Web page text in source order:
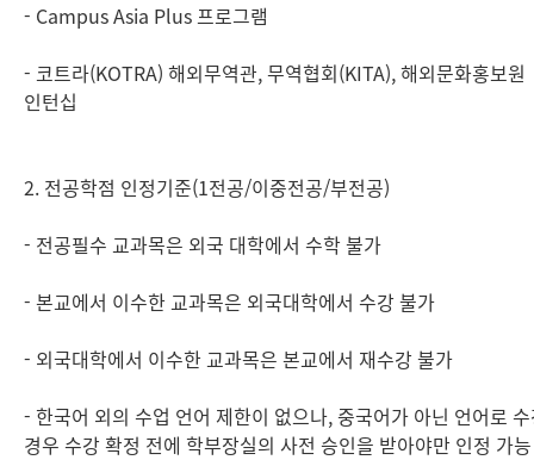
- Campus Asia Plus 프로그램
- 코트라(KOTRA) 해외무역관, 무역협회(KITA), 해외문화홍보원
인턴십
2. 전공학점 인정기준(1전공/이중전공/부전공)
- 전공필수 교과목은 외국 대학에서 수학 불가
- 본교에서 이수한 교과목은 외국대학에서 수강 불가
- 외국대학에서 이수한 교과목은 본교에서 재수강 불가
- 한국어 외의 수업 언어 제한이 없으나, 중국어가 아닌 언어로
경우 수강 확정 전에 학부장실의 사전 승인을 받아야만 인정 가능